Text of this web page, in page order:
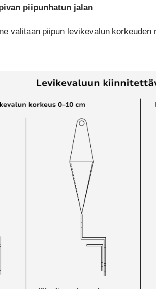
piipunhatun jalan
valitaan piipun levikevalun